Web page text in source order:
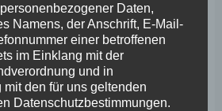
Stephan Wefelscheid
dem der FREIEN WÄHLER
zustimmte.
ist dies eine gute Nachricht,
Daten,
Namens, der Anschrift, E-Mail-
einer betroffenen
im Einklang mit der
und in
den für uns geltenden
Datenschutzbestimmungen.